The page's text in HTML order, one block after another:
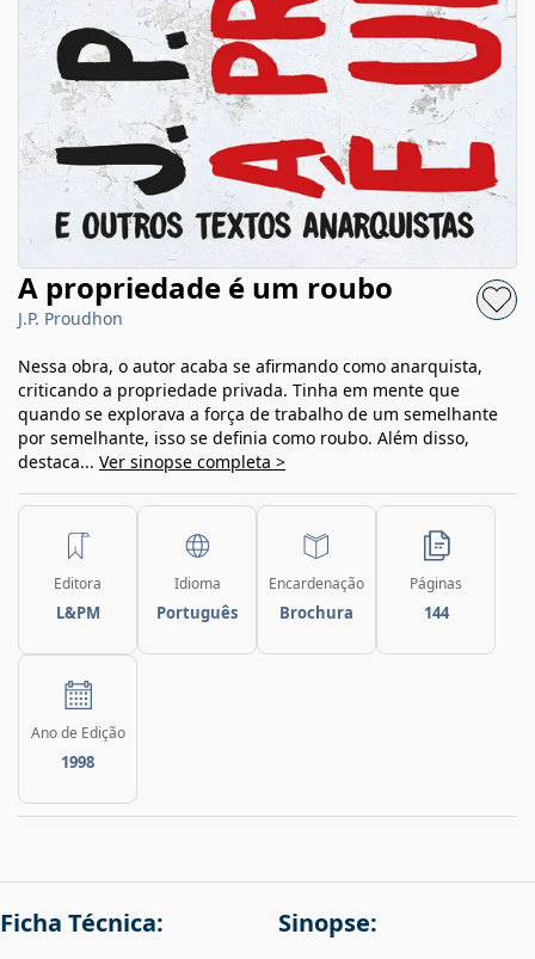
A propriedade é um roubo
J.P. Proudhon
Nessa obra, o autor acaba se afirmando como anarquista,
criticando a propriedade privada. Tinha em mente que
quando se explorava a força de trabalho de um semelhante
por semelhante, isso se definia como roubo. Além disso,
destaca... Ver sinopse completa >
Editora
L&PM
Idioma
Português
Encardenação
Brochura
Páginas
144
Ano de Edição
1998
Ficha Técnica: Sinopse: